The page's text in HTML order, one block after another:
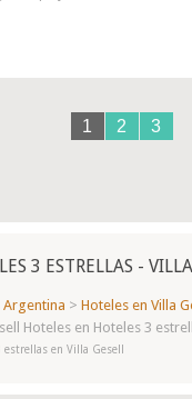
1 2 3
3 ESTRELLAS -
Argentina > Hoteles en Villa
Hoteles en Hoteles 3
estrellas en Villa Gesell